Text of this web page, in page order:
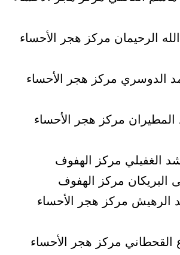
الرحيمان مركز هجر الأحساء
الدوسري مركز هجر الأحساء
مركز هجر الأحساء
الغفيلي مركز الهفوف
مركز الهفوف
الرهيش مركز هجر الأحساء
القحطاني مركز هجر الأحساء